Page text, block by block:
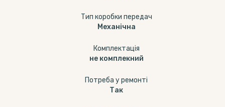
Тип коробки передач
Механічна
Комплектація
не комплекний
Потреба у ремонті
Так